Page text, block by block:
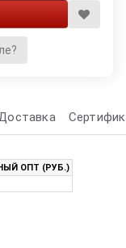
ОПТ (РУБ.)